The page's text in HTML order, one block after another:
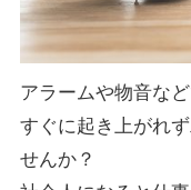
アラームや物音な
すぐに起き上がれ
せんか？